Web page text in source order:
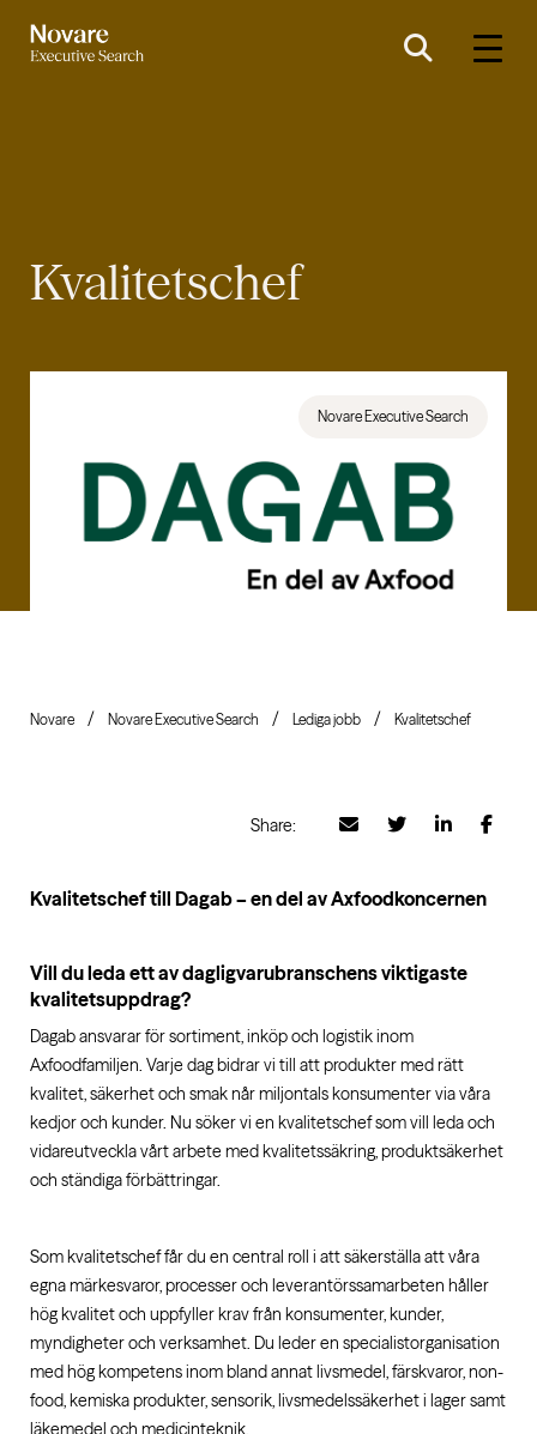
Kvalitetschef
Novare Executive Search
Novare Novare Executive Search Lediga jobb Kvalitetschef
Share:
Kvalitetschef till Dagab – en del av Axfoodkoncernen
Vill du leda ett av dagligvarubranschens viktigaste
kvalitetsuppdrag?
Dagab ansvarar för sortiment, inköp och logistik inom
Axfoodfamiljen. Varje dag bidrar vi till att produkter med rätt
kvalitet, säkerhet och smak når miljontals konsumenter via våra
kedjor och kunder. Nu söker vi en kvalitetschef som vill leda och
vidareutveckla vårt arbete med kvalitetssäkring, produktsäkerhet
och ständiga förbättringar.
Som kvalitetschef får du en central roll i att säkerställa att våra
egna märkesvaror, processer och leverantörssamarbeten håller
hög kvalitet och uppfyller krav från konsumenter, kunder,
myndigheter och verksamhet. Du leder en specialistorganisation
med hög kompetens inom bland annat livsmedel, färskvaror, non-
food, kemiska produkter, sensorik, livsmedelssäkerhet i lager samt
läkemedel och medicinteknik.